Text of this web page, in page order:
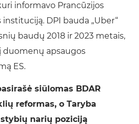
informavo Prancūzijos
DPI bauda „Uber“
baudų 2018 ir 2023 metais,
apsaugos
ES.
siūlomas BDAR
reformas, o Taryba
narių poziciją